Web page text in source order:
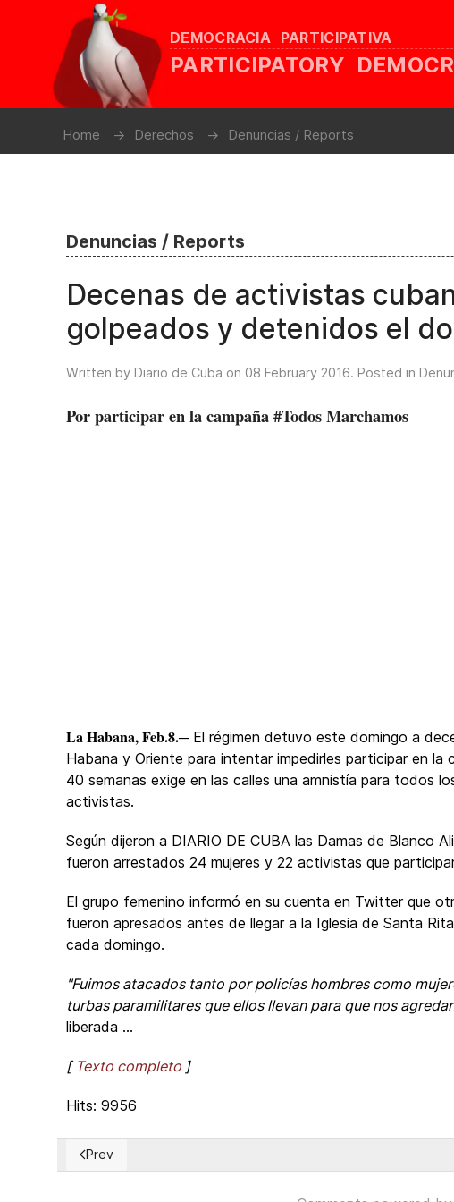
DEMOCRACIA PARTICIPATIVA
PARTICIPATORY
Home Derechos Denuncias / Reports
Denuncias / Reports
Decenas de activistas
golpeados y detenidos el
Written by Diario de Cuba on 08 February 2016. Posted in
Por participar en la campaña #Todos Marchamos
La Habana, Feb.8.─ El régimen detuvo este domingo a
Habana y Oriente para intentar impedirles participar en
40 semanas exige en las calles una amnistía para todos
activistas.
Según dijeron a DIARIO DE CUBA las Damas de Blanco
fueron arrestados 24 mujeres y 22 activistas que
El grupo femenino informó en su cuenta en Twitter que
fueron apresados antes de llegar a la Iglesia de Santa
cada domingo.
"Fuimos atacados tanto por policías hombres como
turbas paramilitares que ellos llevan para que nos
liberada ...
[ Texto completo ]
Hits: 9956
Previous article: ONU denuncia 'muerte masiva' de prisioneros
Prev